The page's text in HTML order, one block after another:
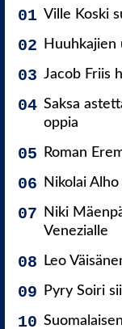
Ville Koski
Huuhkajien
Jacob Friis
Saksa
oppia
Roman
Nikolai
Niki
Venezialle
Leo
Pyry Soiri